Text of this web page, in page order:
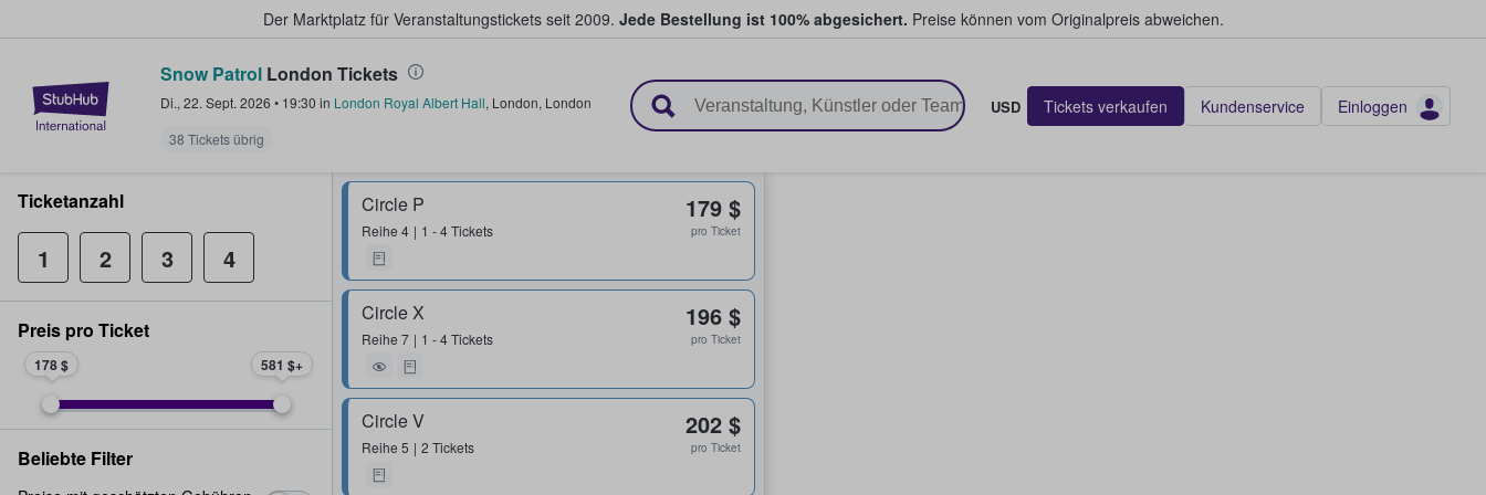
Der Marktplatz für Veranstaltungstickets seit 2009. Jede Bestellung ist 100% abgesichert. Preise können vom Originalpreis abweichen.
StubHub - Wo Fans Tickets kaufen & verkaufen
Snow Patrol London Tickets
Di., 22. Sept. 2026 • 19:30 in London Royal Albert Hall, London, London
38 Tickets übrig
USD Tickets verkaufen Kundenservice Einloggen
Circle P
Reihe 4 1 - 4 Tickets
179 $
pro Ticket
Circle X
Reihe 7 1 - 4 Tickets
196 $
pro Ticket
Circle V
Reihe 5 2 Tickets
202 $
pro Ticket
Ticketanzahl
1 2 3 4
Preis pro Ticket
178 $ 581 $
Beliebte Filter